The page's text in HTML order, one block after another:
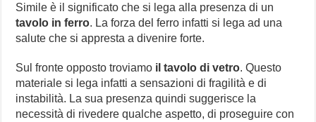
Simile è il significato che si lega alla presenza di un
tavolo in ferro. La forza del ferro infatti si lega ad una
salute che si appresta a divenire forte.
Sul fronte opposto troviamo il tavolo di vetro. Questo
materiale si lega infatti a sensazioni di fragilità e di
instabilità. La sua presenza quindi suggerisce la
necessità di rivedere qualche aspetto, di proseguire con